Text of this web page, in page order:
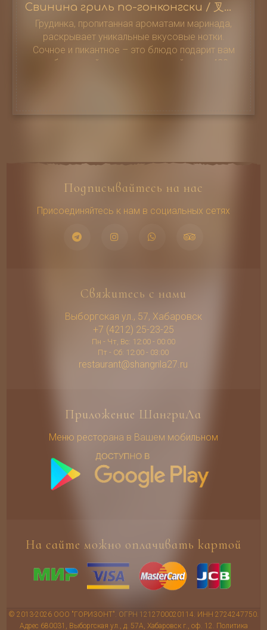
Свинина гриль по-гонконгски / 叉烧肉
Грудинка, пропитанная ароматами маринада,
раскрывает уникальные вкусовые нотки.
Сочное и пикантное – это блюдо подарит вам
незабываемый гастрономический опыт, 420 г
Подписывайтесь на нас
Присоединяйтесь к нам в социальных сетях
Свяжитесь с нами
Выборгская ул., 57, Хабаровск
+7 (4212) 25-23-25
Пн - Чт, Вс: 12:00 - 00:00
Пт - Сб: 12:00 - 03:00
restaurant@shangrila27.ru
Приложение ШангриЛа
Меню ресторана в Вашем мобильном
На сайте можно оплачивать картой
© 2013-2026 ООО "ГОРИЗОНТ". ОГРН 1212700020114. ИНН 2724247750.
Адрес 680031, Выборгская ул., д. 57А, Хабаровск г., оф. 12. Политика